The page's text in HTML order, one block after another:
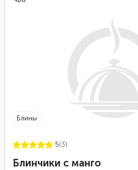
блины
5(3)
Блинчики с манго